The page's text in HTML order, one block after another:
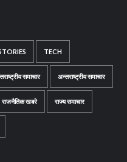
TECH
समाचार अन्तराष्ट्रीय समाचार
राजनैतिक खबरे राज्य समाचार